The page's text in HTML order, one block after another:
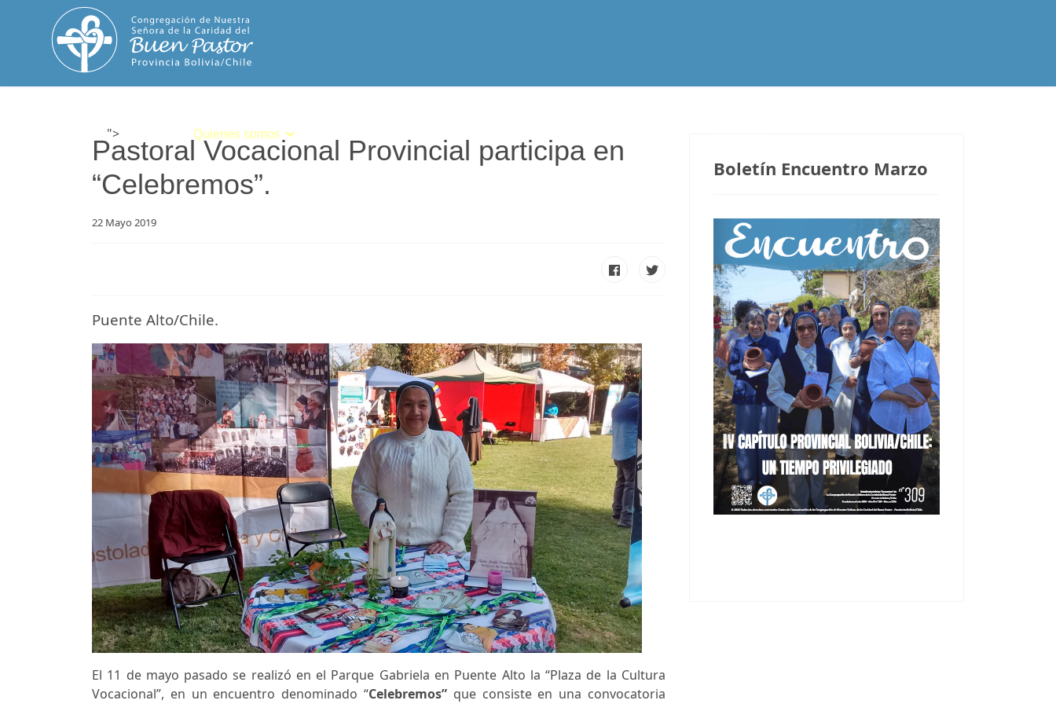
"> Quienes somos
Pastoral Vocacional Provincial participa en
“Celebremos”.
22 Mayo 2019
Puente Alto/Chile.
El 11 de mayo pasado se realizó en el Parque Gabriela en Puente Alto la “Plaza de la Cultura
Vocacional”, en un encuentro denominado “Celebremos” que consiste en una convocatoria
Boletín Encuentro Marzo